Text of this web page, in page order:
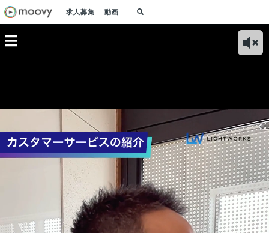
求人募集 動画
各業界のトップラン
ナーとともに、私た
ちは人材開発業界に
イノベーションを起
こします
大事にしている価値
観。思いやりを持っ
て接する、失敗をオ
ープンに共有する
ライトワークスが取
り組むeラーニング
(LMS)の最新技術と
教育ビッグデータと
は
ラ
供
テ
サ